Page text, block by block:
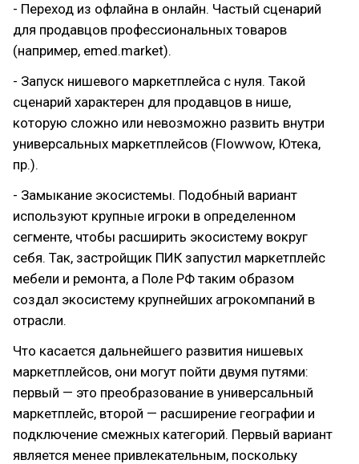
- Переход из офлайна в онлайн. Частый сценарий
для продавцов профессиональных товаров
(например, emed.market).
- Запуск нишевого маркетплейса с нуля. Такой
сценарий характерен для продавцов в нише,
которую сложно или невозможно развить внутри
универсальных маркетплейсов (Flowwow, Ютека,
пр.).
- Замыкание экосистемы. Подобный вариант
используют крупные игроки в определенном
сегменте, чтобы расширить экосистему вокруг
себя. Так, застройщик ПИК запустил маркетплейс
мебели и ремонта, а Поле РФ таким образом
создал экосистему крупнейших агрокомпаний в
отрасли.
Что касается дальнейшего развития нишевых
маркетплейсов, они могут пойти двумя путями:
первый — это преобразование в универсальный
маркетплейс, второй — расширение географии и
подключение смежных категорий. Первый вариант
является менее привлекательным, поскольку